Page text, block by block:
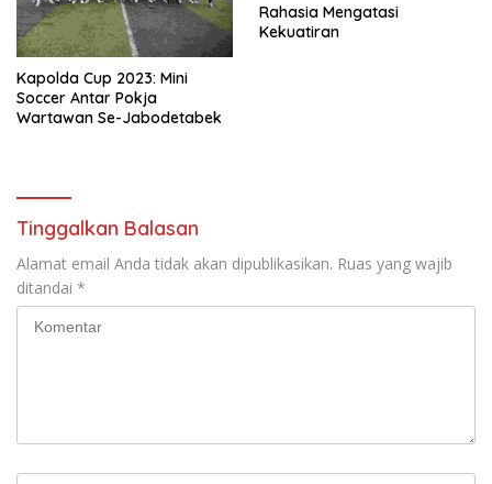
Kapolda Cup 2023: Mini
Soccer Antar Pokja
Wartawan Se-Jabodetabek
Rahasia Mengatasi
Kekuatiran
Tinggalkan Balasan
Alamat email Anda tidak akan dipublikasikan. Ruas yang wajib
ditandai *